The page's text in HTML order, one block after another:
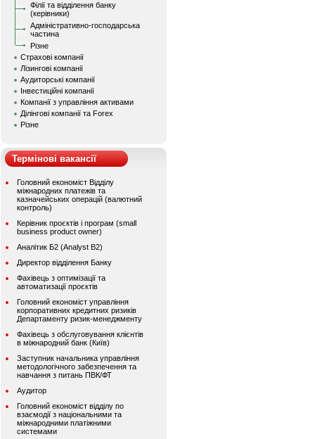
Філії та відділення банку
(керівники)
Адміністративно-господарська
частина
Різне
Страхові компанії
Лізингові компанії
Аудиторські компанії
Інвестиційні компанії
Компанії з управління активами
Ділінгові компанії та Forex
Різне
Термінові вакансії
Головний економіст Відділу
міжнародних платежів та
казначейських операцій (валютний
контроль)
Керівник проєктів і програм (small
business product owner)
Аналітик Б2 (Analyst B2)
Директор відділення Банку
Фахівець з оптимізації та
автоматизації проєктів
Головний економіст управління
корпоративних кредитних ризиків
Департаменту ризик-менеджменту
Фахівець з обслуговування клієнтів
в міжнародний банк (Київ)
Заступник начальника управління
методологічного забезпечення та
навчання з питань ПВК/ФТ
Аудитор
Головний економіст відділу по
взаємодії з національними та
міжнародними платіжними
системами